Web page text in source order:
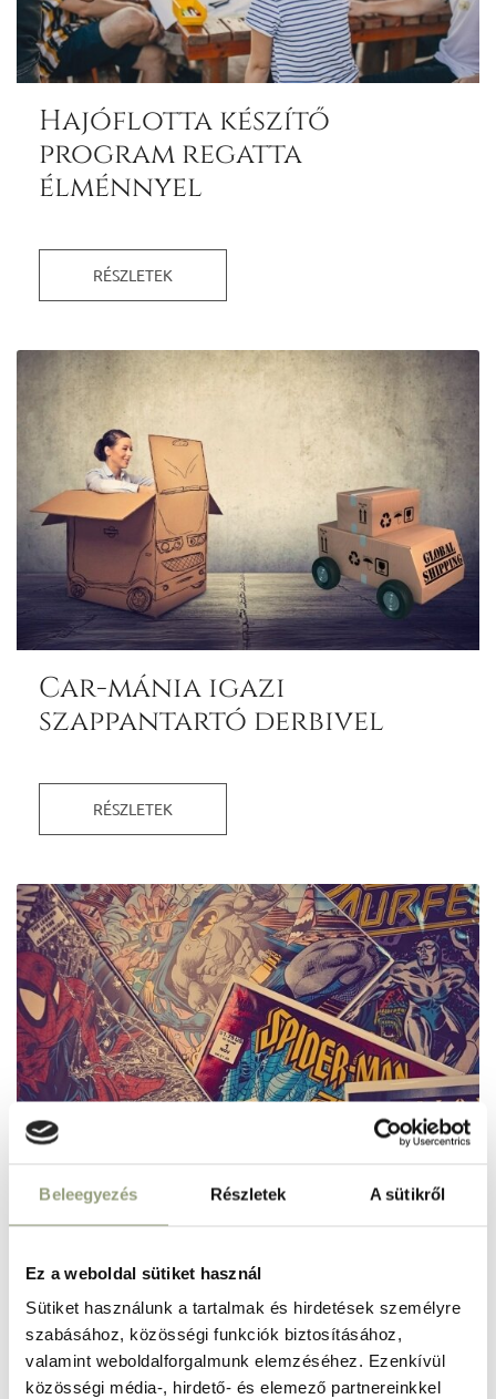
Beleegyezés Részletek A sütikről
Ez a weboldal sütiket használ
Sütiket használunk a tartalmak és hirdetések személyre
szabásához, közösségi funkciók biztosításához,
valamint weboldalforgalmunk elemzéséhez. Ezenkívül
közösségi média-, hirdető- és elemező partnereinkkel
Hajóflotta készítő
program regatta
élménnyel
RÉSZLETEK
Car-mánia igazi
szappantartó derbivel
RÉSZLETEK
Képregényhősök kreatív
RÉSZLETEK